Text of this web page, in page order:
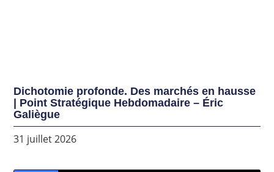
Dichotomie profonde. Des marchés en hausse
| Point Stratégique Hebdomadaire – Éric
Galiègue
31 juillet 2026